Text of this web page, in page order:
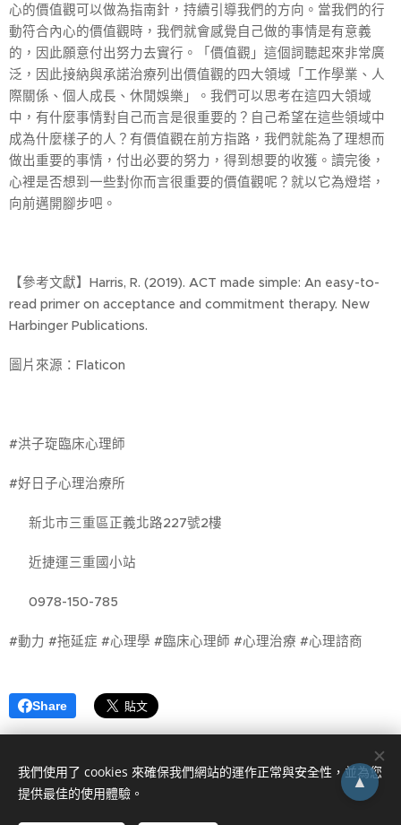
心的價值觀可以做為指南針，持續引導我們的方向。當我們的行
動符合內心的價值觀時，我們就會感覺自己做的事情是有意義
的，因此願意付出努力去實行。「價值觀」這個詞聽起來非常廣
泛，因此接納與承諾治療列出價值觀的四大領域「工作學業、人
際關係、個人成長、休閒娛樂」。我們可以思考在這四大領域
中，有什麼事情對自己而言是很重要的？自己希望在這些領域中
成為什麼樣子的人？有價值觀在前方指路，我們就能為了理想而
做出重要的事情，付出必要的努力，得到想要的收獲。讀完後，
心裡是否想到一些對你而言很重要的價值觀呢？就以它為燈塔，
向前邁開腳步吧。
【參考文獻】Harris, R. (2019). ACT made simple: An easy-to-
read primer on acceptance and commitment therapy. New
Harbinger Publications.
圖片來源：Flaticon
#洪子琁臨床心理師
#好日子心理治療所
🚩 新北市三重區正義北路227號2樓
🚃 近捷運三重國小站
☎ 0978-150-785
#動力 #拖延症 #心理學 #臨床心理師 #心理治療 #心理諮商
Share
我們使用了 cookies 來確保我們網站的運作正常與安全性，並為您
提供最佳的使用體驗。
▲